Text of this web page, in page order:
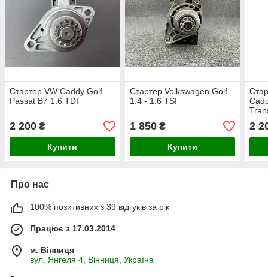
Стартер VW Caddy Golf
Passat В7 1.6 TDI
2 200 ₴
Купити
Стартер Volkswagen Golf
1.4 - 1.6 TSI
1 850₴
Купити
2
Про нас
100% позитивних з 39 відгуків за рік
Працює з 17.03.2014
м. Вінниця
вул. Янгеля 4, Вінниця, Україна